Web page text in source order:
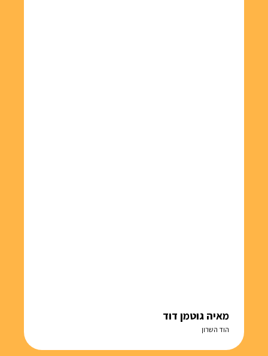
מאיה גוטמן דוד
הוד השרון